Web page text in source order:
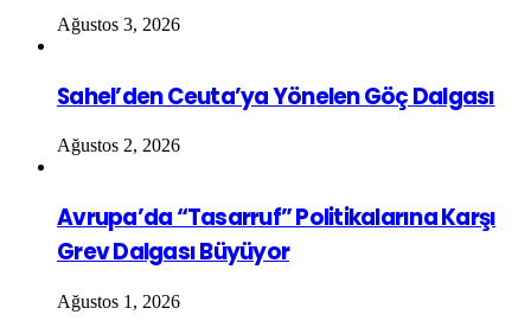
Ağustos 3, 2026
Sahel’den Ceuta’ya Yönelen Göç Dalgası
Ağustos 2, 2026
Avrupa’da “Tasarruf” Politikalarına Karşı
Grev Dalgası Büyüyor
Ağustos 1, 2026